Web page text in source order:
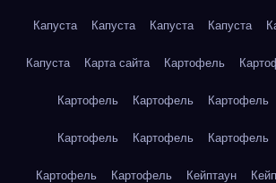
Капуста Капуста Капуста Капуста
Капуста Карта сайта Картофель
Картофель Картофель Картофель
Картофель Картофель Картофель
Картофель Картофель Кейптаун